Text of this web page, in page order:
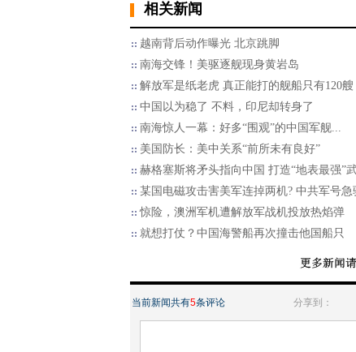
相关新闻
越南背后动作曝光 北京跳脚
南海交锋！美驱逐舰现身黄岩岛
解放军是纸老虎 真正能打的舰船只有120艘
中国以为稳了 不料，印尼却转身了
南海惊人一幕：好多“围观”的中国军舰...
美国防长：美中关系“前所未有良好”
赫格塞斯将矛头指向中国 打造“地表最强”
某国电磁攻击害美军连掉两机? 中共军号急
惊险，澳洲军机遭解放军战机投放热焰弹
就想打仗？中国海警船再次撞击他国船只
当前新闻共有5条评论 分享到：